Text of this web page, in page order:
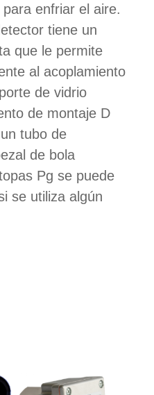
enfriar el aire.
tiene un
que le permite
al acoplamiento
de vidrio
de montaje D
tubo de
de bola
Pg se puede
se utiliza algún